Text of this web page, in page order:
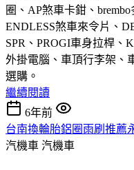
圈、AP煞車卡鉗、
ENDLESS煞車來令片、
SPR、PROGI車身拉桿、
外掛電腦、車頂行李架、
選購。
繼續閱讀
6年前
台南換輪胎鋁圈雨刷推薦
汽機車 汽機車